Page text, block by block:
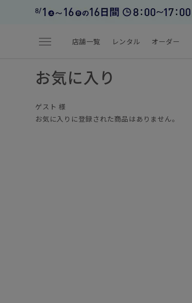
menu 店舗一覧 レンタル オーダー
お気に入り
ゲスト 様
お気に入りに登録された商品はありません。